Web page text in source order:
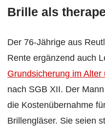
Brille als
Der 76-Jährige aus
Rente ergänzend auch
Grundsicherung im
nach SGB XII. Der
die Kostenübernahme
Brillengläser. Sie seien